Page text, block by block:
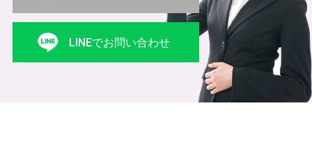
LINEでお問い合わせ